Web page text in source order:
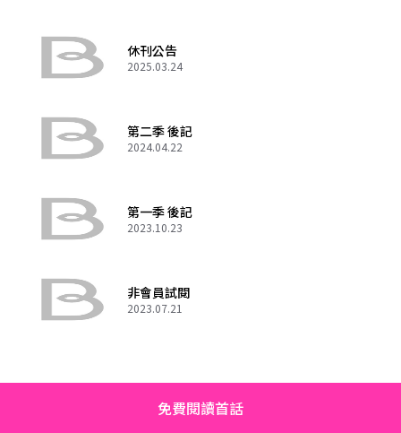
休刊公告
2025.03.24
第二季 後記
2024.04.22
第一季 後記
2023.10.23
非會員試閱
2023.07.21
免費閱讀首話